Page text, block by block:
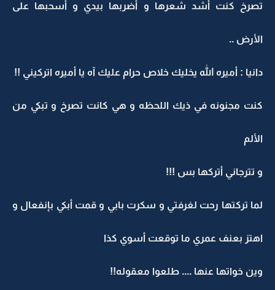
تصرخ كنت أشد شعرها و أضربها بيدي و أسحبها على
الأرض ..
دانيا : أميره الله يخليك خلاص حرام عليك آه يا أميره اتركيني !!
كنت مجنونه في ذيك اللحظه و هي كانت تصرخ و تبكي من
الألم
و تترجاني أتركها بس !!!
لما تركتها رحت لغرفتي و سكرت بابي و قمت أبكي بإنفعال و
اهتز بعنف عمري ما توقعت أسوي كذا
وين خواتها عنها .... طلعوا معقوله!!